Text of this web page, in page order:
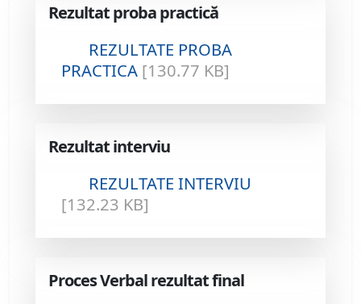
Rezultat proba practică
REZULTATE PROBA
PRACTICA [130.77 KB]
Rezultat interviu
REZULTATE INTERVIU
[132.23 KB]
Proces Verbal rezultat final